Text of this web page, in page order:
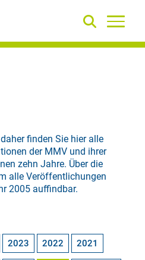
finden Sie hier alle
der MMV und ihrer
zehn Jahre. Über die
alle Veröffentlichungen
2005 auffindbar.
2023 2022 2021